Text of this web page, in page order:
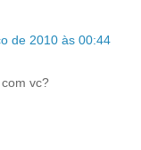
de 2010 às 00:44
vc?